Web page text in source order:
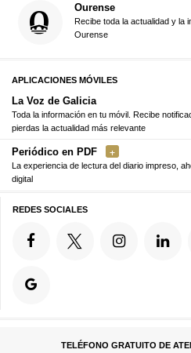
Ourense
Recibe toda la actualidad y la
Ourense
APLICACIONES MÓVILES
La Voz de Galicia
Toda la información en tu móvil. Recibe
pierdas la actualidad más relevante
Periódico en PDF
La experiencia de lectura del diario impreso,
digital
REDES SOCIALES
TELÉFONO GRATUITO DE